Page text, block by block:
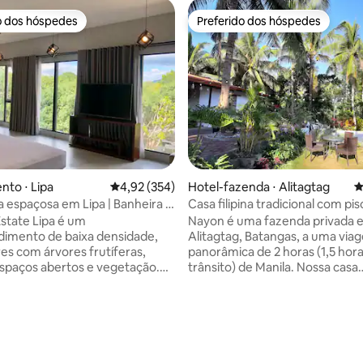
de 5, 137 avaliações
dos hóspedes
dos hóspedes
⋅ Lipa 4,92 de uma avaliação média de 5, 354
4,92 (354)
em Lipa | Banheira +
a natureza
Lipa é um
de baixa densidade,
com árvores frutíferas,
abertos e vegetação.
Preferido dos hóspedes
Preferido dos hóspedes
Hotel-fazenda ⋅ Alitagtag
Casa filipina tradicional com
do Lago Taal
Nayon é uma fazenda privada
Alitagtag, Batangas, a uma
panorâmica de 2 horas (1,5
trânsito) de Manila. Nossa casa